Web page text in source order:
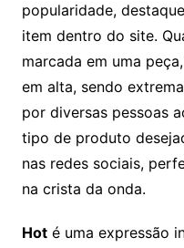
popularidade,
item dentro do site.
marcada em uma
em alta, sendo
por diversas pessoas
tipo de produto
nas redes sociais,
na crista da onda.
Hoté uma expressão